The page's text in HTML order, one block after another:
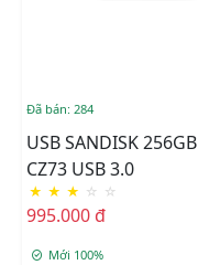
Đã bán: 284
USB SANDISK 256GB
CZ73 USB 3.0
★ ★ ★ ☆ ☆
995.000 đ
Mới 100%